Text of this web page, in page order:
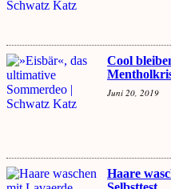
Cool
Juni 20, 2019
Haare